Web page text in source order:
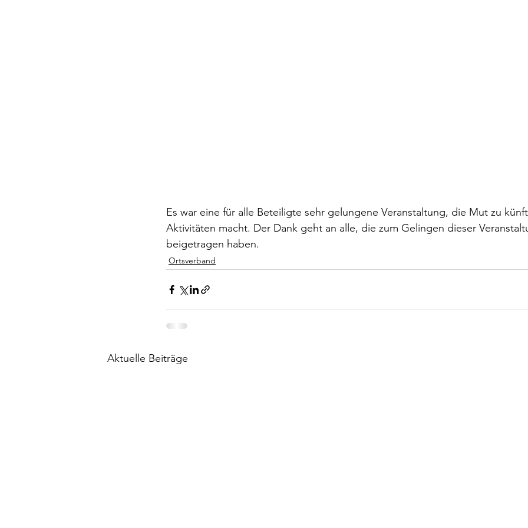
Es war eine für alle Beteiligte sehr gelungene Veranstaltung, die Mut zu
Aktivitäten macht. Der Dank geht an alle, die zum Gelingen dieser
beigetragen haben.
Ortsverband
Aktuelle Beiträge